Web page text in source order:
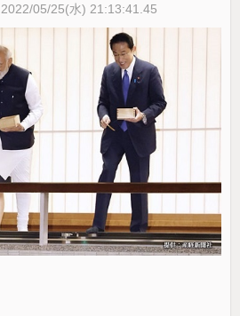
2022/05/25(水) 21:13:41.45